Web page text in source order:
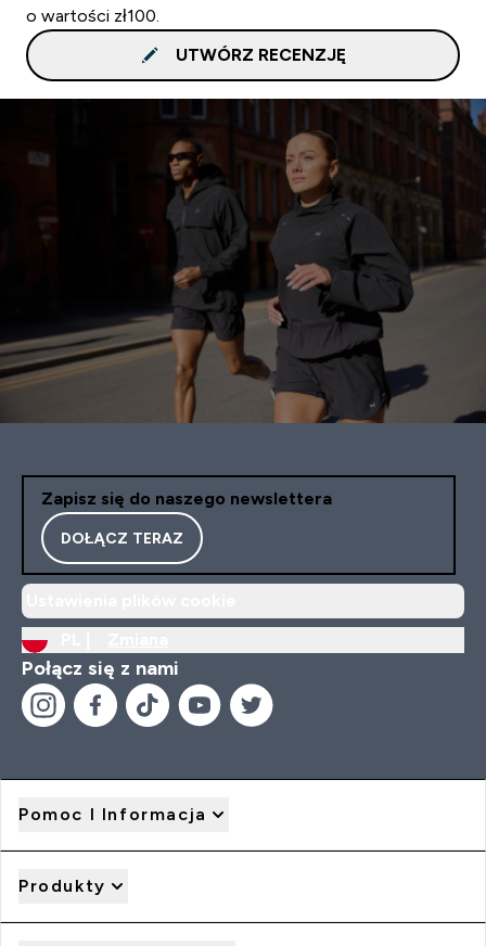
o wartości zł100.
UTWÓRZ RECENZJĘ
Zapisz się do naszego newslettera
DOŁĄCZ TERAZ
Połącz się z nami
Pomoc I Informacja
Produkty